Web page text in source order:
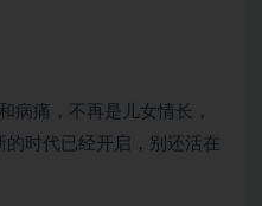
病痛，不再是儿女情长，
的时代已经开启，别还活在